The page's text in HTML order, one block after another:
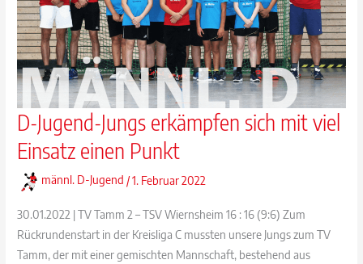
D-Jugend-Jungs erkämpfen sich mit viel
Einsatz einen Punkt
männl. D-Jugend /1. Februar 2022
30.01.2022 | TV Tamm 2 – TSV Wiernsheim 16 : 16 (9:6) Zum
Rückrundenstart in der Kreisliga C mussten unsere Jungs zum TV
Tamm, der mit einer gemischten Mannschaft, bestehend aus